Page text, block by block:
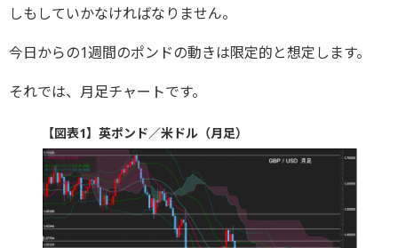
しもしていかなければなりません。
今日からの1週間のポンドの動きは限定的と想定します。
それでは、月足チャートです。
【図表1】英ポンド／米ドル（月足）